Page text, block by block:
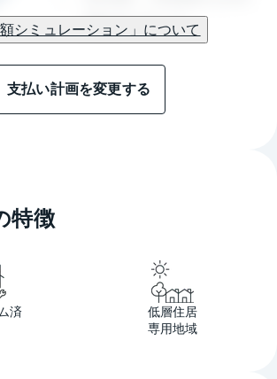
額シミュレーション」について
支払い計画を変更する
特徴
済
低層住居
専用地域